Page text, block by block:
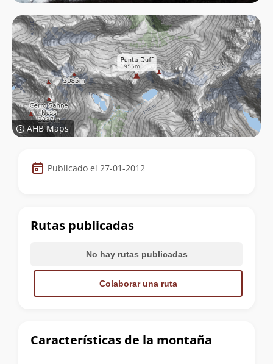
AHB Maps
Datos
de
cumbre
Publicado el 27-01-2012
Características de la montaña
Rutas publicadas
No hay rutas publicadas
Colaborar una ruta